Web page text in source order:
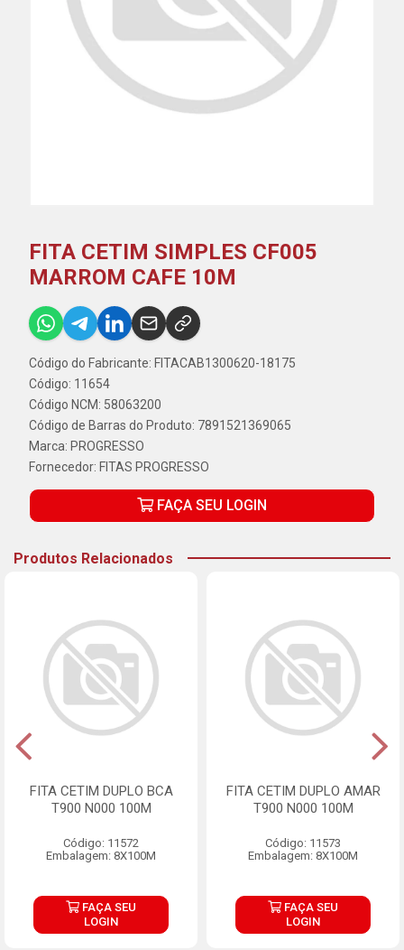
FITA CETIM SIMPLES CF005
MARROM CAFE 10M
Código do Fabricante: FITACAB1300620-18175
Código: 11654
Código NCM: 58063200
Código de Barras do Produto: 7891521369065
Marca: PROGRESSO
Fornecedor: FITAS PROGRESSO
FAÇA SEU LOGIN
Produtos Relacionados
FITA CETIM DUPLO BCA
T900 N000 100M
Código: 11572
Embalagem: 8X100M
FAÇA SEU
LOGIN
FITA CETIM DUPLO AMAR
T900 N000 100M
Código: 11573
Embalagem: 8X100M
FAÇA SEU
LOGIN